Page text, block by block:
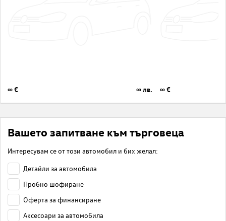
∞ € ∞ лв. ∞ €
Вашето запитване към търговеца
Интересувам се от този автомобил и бих желал:
Детайли за автомобила
Пробно шофиране
Оферта за финансиране
Аксесоари за автомобила